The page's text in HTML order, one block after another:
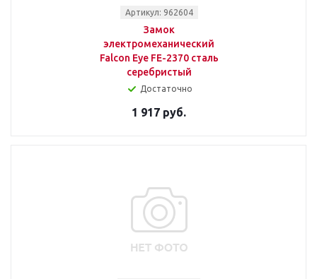
Артикул: 962604
Замок
электромеханический
Falcon Eye FE-2370 сталь
серебристый
Достаточно
1 917 руб.